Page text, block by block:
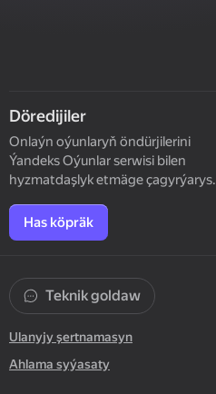
Döredijiler
Onlaýn oýunlaryň öndürjilerini
Ýandeks Oýunlar serwisi bilen
hyzmatdaşlyk etmäge çagyrýarys.
Has köpräk
Ulanyjy şertnamasyn
Ahlama syýasaty
Teknik goldaw